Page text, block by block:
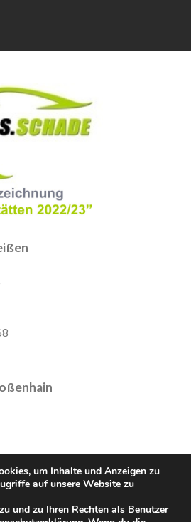
um Inhalte und Anzeigen zu
auf unsere Website zu
und zu Ihren Rechten als Benutzer